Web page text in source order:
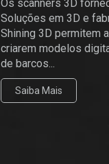
Os scanners 3D
Soluções em 3D e
Shining 3D permitem
criarem modelos
de barcos...
Saiba Mais